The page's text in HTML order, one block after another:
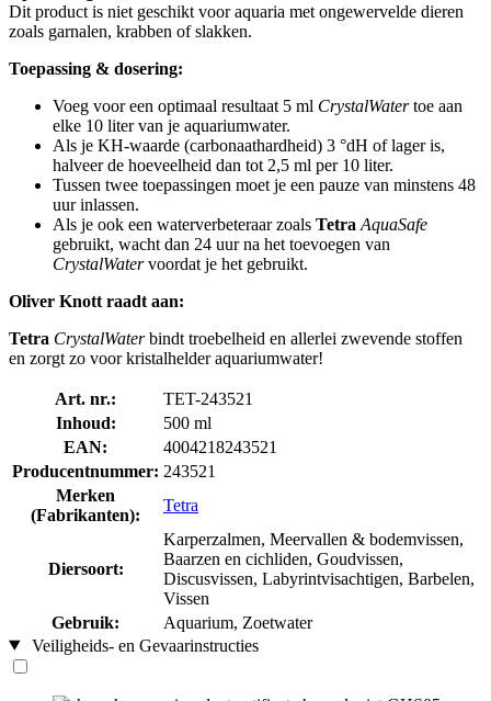
Dit product is niet geschikt voor aquaria met ongewervelde dieren
zoals garnalen, krabben of slakken.
Toepassing & dosering:
Voeg voor een optimaal resultaat 5 ml CrystalWatertoe aan
elke 10 liter van je aquariumwater.
Als je KH-waarde (carbonaathardheid) 3 °dH of lager is,
halveer de hoeveelheid dan tot 2,5 ml per 10 liter.
Tussen twee toepassingen moet je een pauze van minstens 48
uur inlassen.
Als je ook een waterverbeteraar zoals Tetra AquaSafe
gebruikt, wacht dan 24 uur na het toevoegen van
CrystalWatervoordat je het gebruikt.
Oliver Knott raadt aan:
Tetra CrystalWaterbindt troebelheid en allerlei zwevende stoffen
en zorgt zo voor kristalhelder aquariumwater!
Art. nr.:
TET-243521
Inhoud:
500 ml
EAN:
4004218243521
Producentnummer: 243521
Merken
(Fabrikanten):
Tetra
Diersoort:
Karperzalmen, Meervallen & bodemvissen,
Baarzen en cichliden, Goudvissen,
Discusvissen, Labyrintvisachtigen, Barbelen,
Vissen
Gebruik:
Aquarium, Zoetwater
Veiligheids- en Gevaarinstructies